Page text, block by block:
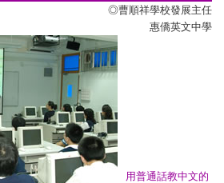
◎曹順祥學校發展主任
惠僑英文中學
用普通話教中文的